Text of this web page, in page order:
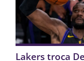
Lakers troca